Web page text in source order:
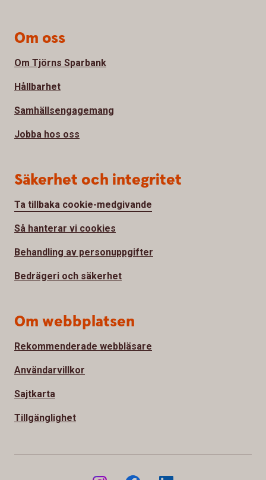
Om oss
Om Tjörns Sparbank
Hållbarhet
Samhällsengagemang
Jobba hos oss
Säkerhet och integritet
Ta tillbaka cookie-medgivande
Så hanterar vi cookies
Behandling av personuppgifter
Bedrägeri och säkerhet
Om webbplatsen
Rekommenderade webbläsare
Användarvillkor
Sajtkarta
Tillgänglighet